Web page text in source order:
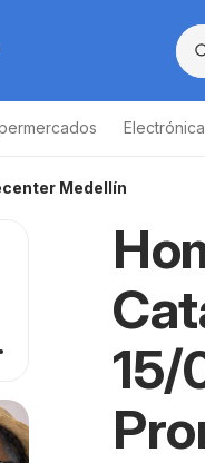
Electrónica
Medellín
15/